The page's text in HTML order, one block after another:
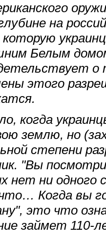
на
Белым
этого
когда
землю, но
степени
"Вы
нет ни одного
Когда вы
это что
займет 110-